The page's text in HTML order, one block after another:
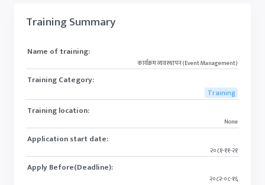
Training Summary
Name of training:
कार्यक्रम व्यवस्थापन (Event Management)
Training Category:
Training
Training location:
None
Application start date:
२०८१-११-२१
Apply Before(Deadline):
२०८२-०८-१६